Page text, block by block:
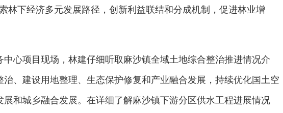
林下经济多元发展路径，创新利益联结和分成机制，促进林业增
心项目现场，林建仔细听取麻沙镇全域土地综合整治推进情况介
、建设用地整理、生态保护修复和产业融合发展，持续优化国土空
和城乡融合发展。在详细了解麻沙镇下游分区供水工程进展情况